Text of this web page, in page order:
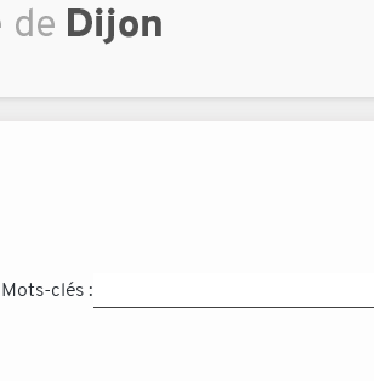
Mots-clés :